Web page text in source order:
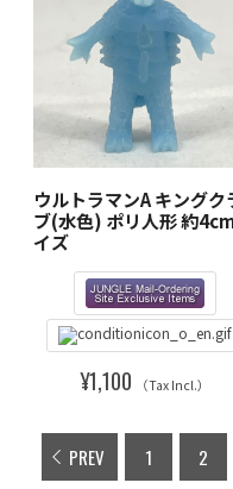
ウルトラマンA キングク
ブ(水色) ポリ人形 約
イズ
¥1,100 （Tax Incl.）
PREV 1 2